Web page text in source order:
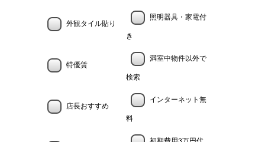
外観タイル貼り
照明器具・家電付
き
特優賃
満室中物件以外で
検索
店長おすすめ
インターネット無
料